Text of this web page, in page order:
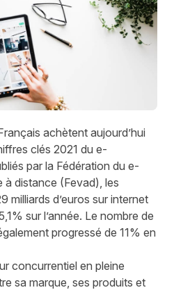
achètent aujourd’hui
clés 2021 du e-
par la Fédération du e-
distance (Fevad), les
milliards d’euros sur internet
sur l’année. Le nombre de
progressé de 11% en
concurrentiel en pleine
sa marque, ses produits et